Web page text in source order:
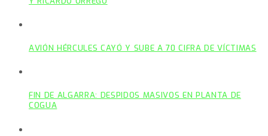
AVIÓN HÉRCULES CAYÓ Y SUBE A 70 CIFRA DE VÍCTIMAS
FIN DE ALGARRA: DESPIDOS MASIVOS EN PLANTA DE
COGUA